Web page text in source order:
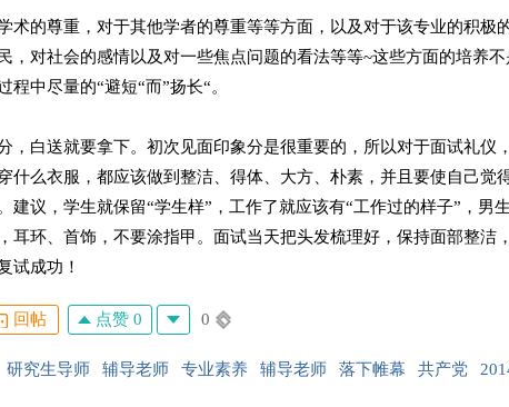
术的尊重，对于其他学者的尊重等等方面，以及对于该专业的积极
，对社会的感情以及对一些焦点问题的看法等等~这些方面的培养
中尽量的“避短“而”扬长“。
，白送就要拿下。初次见面印象分是很重要的，所以对于面试礼仪
什么衣服，都应该做到整洁、得体、大方、朴素，并且要使自己觉
建议，学生就保留“学生样”，工作了就应该有“工作过的样子”，男
耳环、首饰，不要涂指甲。面试当天把头发梳理好，保持面部整洁
试成功！
回帖 点赞 0 0
研究生导师 辅导老师 专业素养 辅导老师 落下帷幕 共产党